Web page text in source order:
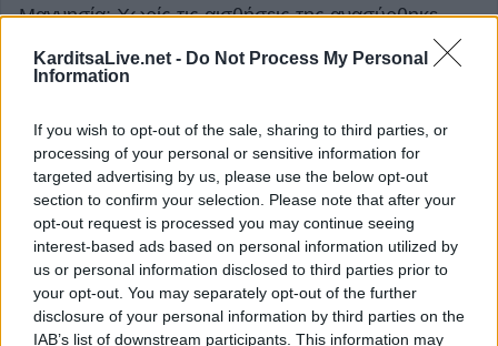
KarditsaLive.net - Do Not Process My Personal
Information
If you wish to opt-out of the sale, sharing to third parties, or
processing of your personal or sensitive information for
targeted advertising by us, please use the below opt-out
section to confirm your selection. Please note that after your
opt-out request is processed you may continue seeing
interest-based ads based on personal information utilized by
us or personal information disclosed to third parties prior to
your opt-out. You may separately opt-out of the further
disclosure of your personal information by third parties on the
IAB’s list of downstream participants. This information may
Μαγνησία: Χωρίς τις αισθήσεις της ανασύρθηκε
7 Αυγούστου 2026, 13:00
επιστροφή στην κορυφή
ΕΠΑΓΓΕΛΜΑΤΙΕΣ ΥΓΕΙΑΣ